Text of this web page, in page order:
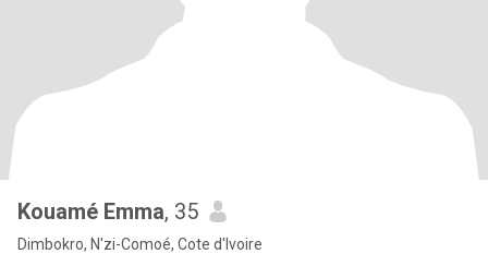
Kouamé Emma, 35
Dimbokro, N'zi-Comoé, Cote d'Ivoire